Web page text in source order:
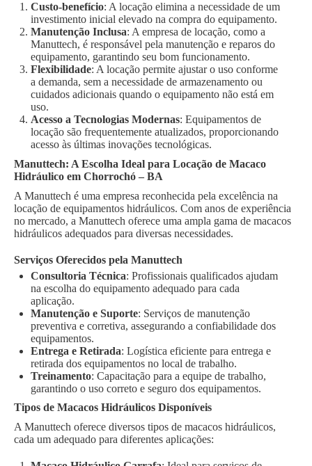
Custo-benefício: A locação elimina a necessidade de um
investimento inicial elevado na compra do equipamento.
Manutenção Inclusa: A empresa de locação, como a
Manuttech, é responsável pela manutenção e reparos do
equipamento, garantindo seu bom funcionamento.
Flexibilidade: A locação permite ajustar o uso conforme
a demanda, sem a necessidade de armazenamento ou
cuidados adicionais quando o equipamento não está em
uso.
Acesso a Tecnologias Modernas: Equipamentos de
locação são frequentemente atualizados, proporcionando
acesso às últimas inovações tecnológicas.
Manuttech: A Escolha Ideal para Locação de Macaco
Hidráulico em Chorrochó – BA
A Manuttech é uma empresa reconhecida pela excelência na
locação de equipamentos hidráulicos. Com anos de experiência
no mercado, a Manuttech oferece uma ampla gama de macacos
hidráulicos adequados para diversas necessidades.
Serviços Oferecidos pela Manuttech
Consultoria Técnica: Profissionais qualificados ajudam
na escolha do equipamento adequado para cada
aplicação.
Manutenção e Suporte: Serviços de manutenção
preventiva e corretiva, assegurando a confiabilidade dos
equipamentos.
Entrega e Retirada: Logística eficiente para entrega e
retirada dos equipamentos no local de trabalho.
Treinamento: Capacitação para a equipe de trabalho,
garantindo o uso correto e seguro dos equipamentos.
Tipos de Macacos Hidráulicos Disponíveis
A Manuttech oferece diversos tipos de macacos hidráulicos,
cada um adequado para diferentes aplicações: